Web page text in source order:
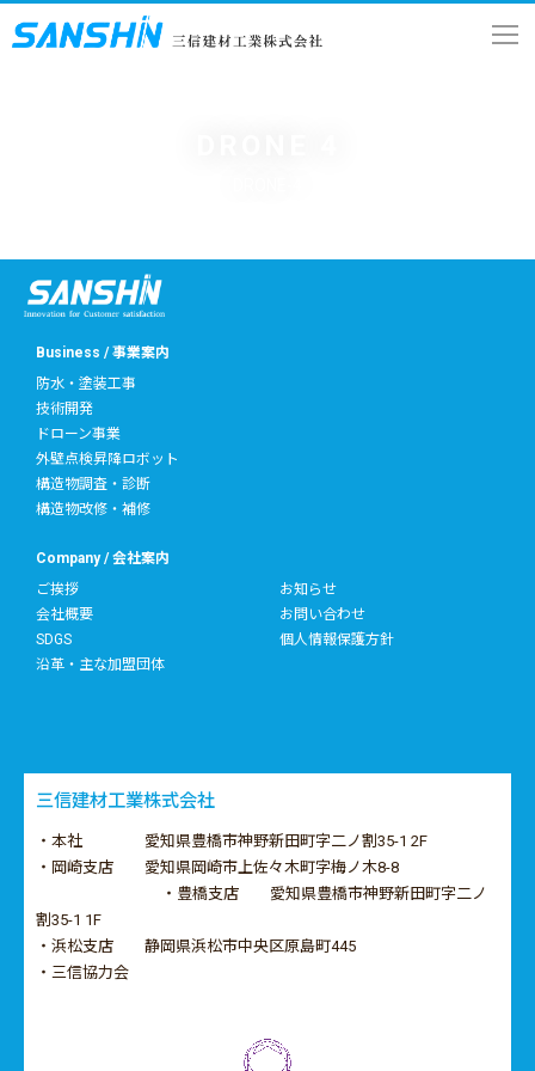
Business / 事業案内
防水・塗装工事
技術開発
ドローン事業
外壁点検昇降ロボット
構造物調査・診断
構造物改修・補修
Company / 会社案内
ご挨拶
お知らせ
会社概要
お問い合わせ
SDGS
個人情報保護方針
沿革・主な加盟団体
三信建材工業株式会社
・本社 愛知県豊橋市神野新田町字二ノ割35-1 2F
・岡崎支店 愛知県岡崎市上佐々木町字梅ノ木8-8
・豊橋支店 愛知県豊橋市神野新田町字二ノ
割35-1 1F
・浜松支店 静岡県浜松市中央区原島町445
・三信協力会